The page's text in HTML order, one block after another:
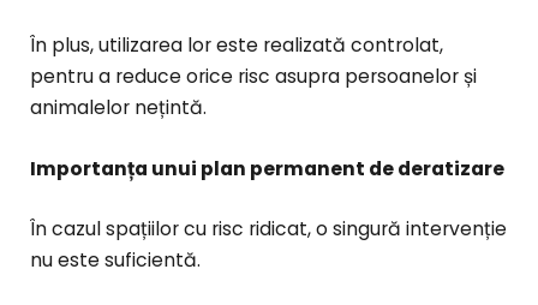
În plus, utilizarea lor este realizată controlat,
pentru a reduce orice risc asupra persoanelor și
animalelor nețintă.
Importanța unui plan permanent de deratizare
În cazul spațiilor cu risc ridicat, o singură intervenție
nu este suficientă.